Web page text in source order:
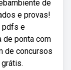
de
e provas!
pdfs e
de ponta com
de concursos